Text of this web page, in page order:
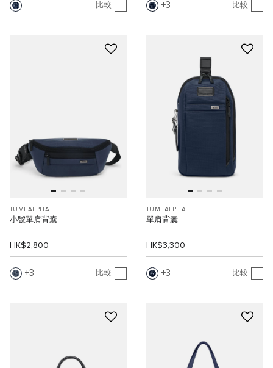
比較 3 比較
TUMI ALPHA
小號單肩背囊
HK$2,800
3 比較
TUMI ALPHA
單肩背囊
HK$3,300
3 比較